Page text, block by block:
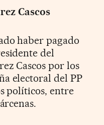
Cascos
haber pagado
del
Cascos por los
electoral del PP
políticos, entre